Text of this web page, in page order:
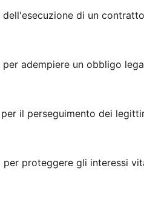
di un
adempiere un obbligo
il perseguimento dei
proteggere gli interessi